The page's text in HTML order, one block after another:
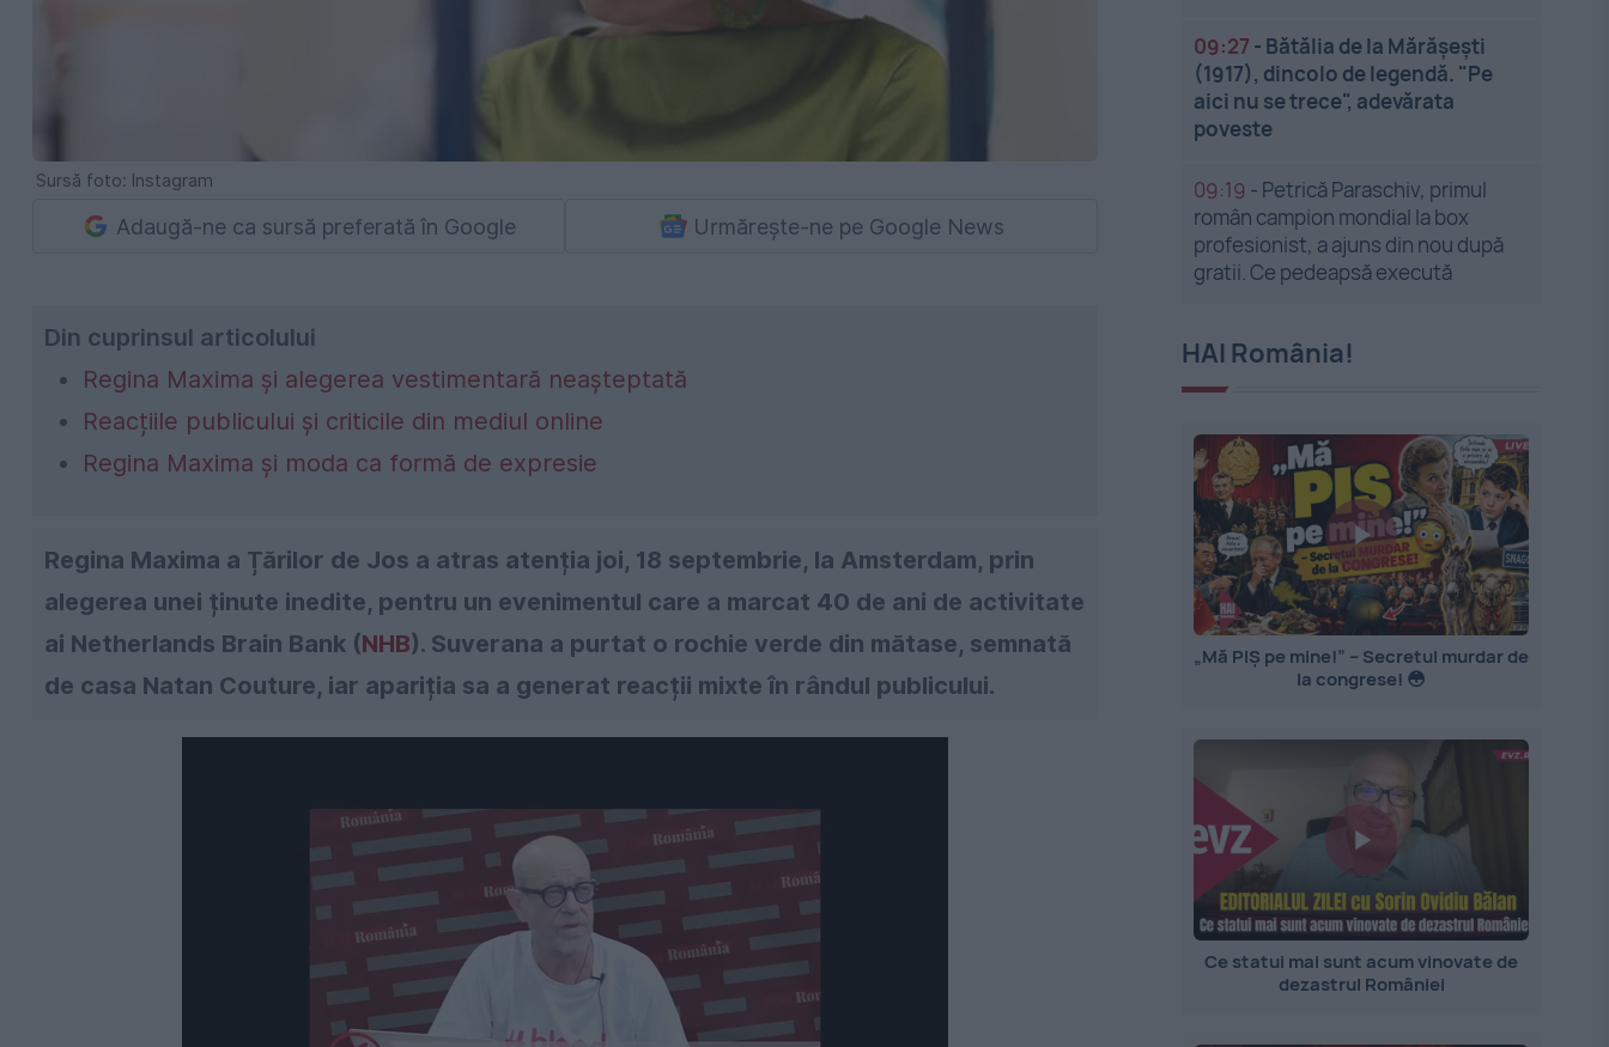
Sursă foto: Instagram
Adaugă-ne ca sursă preferată în Google Urmărește-ne pe Google News
Din cuprinsul articolului
Regina Maxima și alegerea vestimentară neașteptată
Reacțiile publicului și criticile din mediul online
Regina Maxima și moda ca formă de expresie
Regina Maxima a Țărilor de Jos a atras atenția joi, 18 septembrie, la Amsterdam, prin
alegerea unei ținute inedite, pentru un evenimentul care a marcat 40 de ani de activitate
ai Netherlands Brain Bank (NHB). Suverana a purtat o rochie verde din mătase, semnată
de casa Natan Couture, iar apariția sa a generat reacții mixte în rândul publicului.
09:27 - Bătălia de la Mărășești
(1917), dincolo de legendă. "Pe
aici nu se trece", adevărata
poveste
09:19 - Petrică Paraschiv, primul
român campion mondial la box
profesionist, a ajuns din nou după
gratii. Ce pedeapsă execută
HAI România!
„Mă PIȘ pe mine!” – Secretul murdar de
la congrese! 😳
Ce statui mai sunt acum vinovate de
dezastrul României